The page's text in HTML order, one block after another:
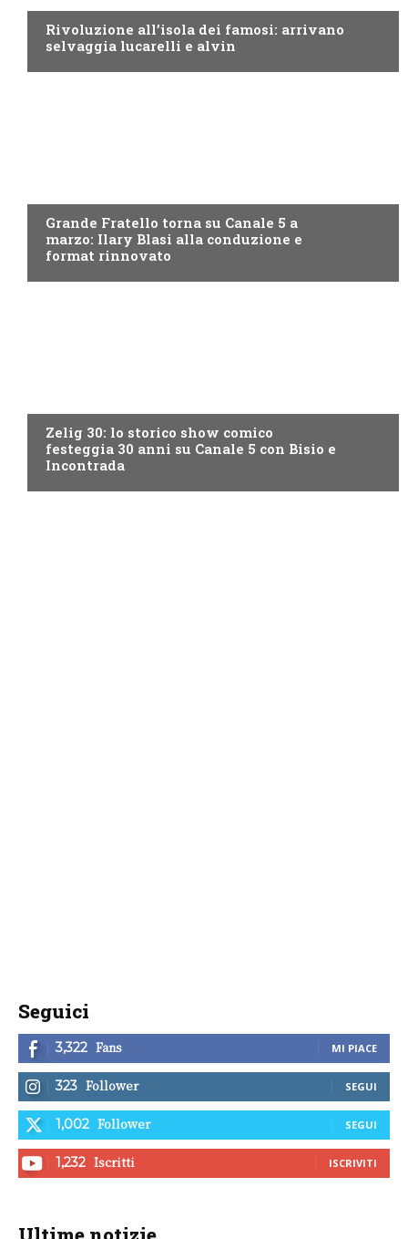
Rivoluzione all’isola dei famosi: arrivano
selvaggia lucarelli e alvin
Grande Fratello torna su Canale 5 a
marzo: Ilary Blasi alla conduzione e
format rinnovato
Zelig 30: lo storico show comico
festeggia 30 anni su Canale 5 con Bisio e
Incontrada
Seguici
3,322 Fans MI PIACE
323 Follower SEGUI
1,002 Follower SEGUI
1,232 Iscritti ISCRIVITI